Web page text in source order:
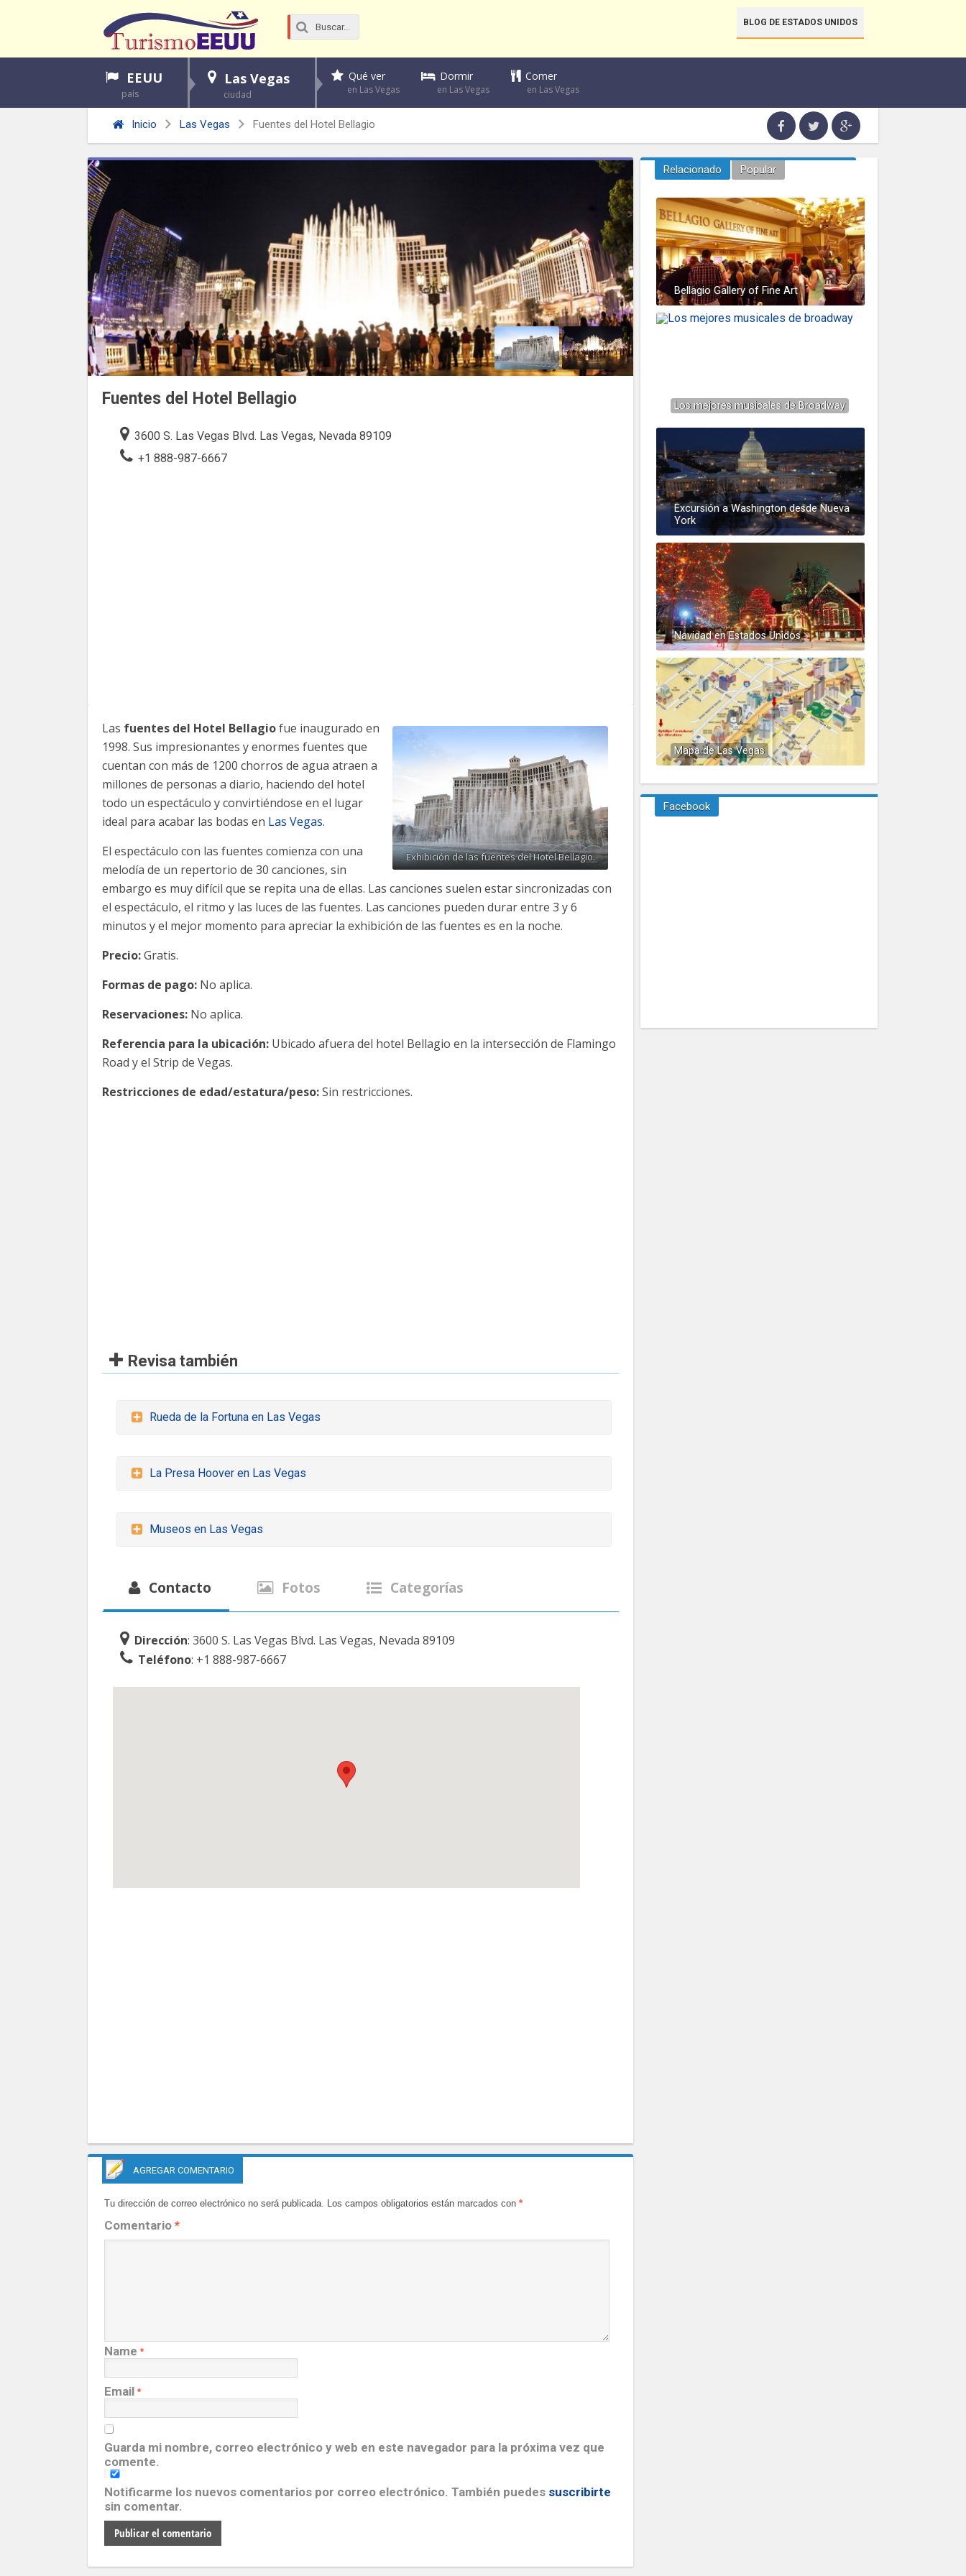
BLOG DE ESTADOS UNIDOS
EEUU
país
Las Vegas
ciudad
Qué ver
en Las Vegas
Dormir
en Las Vegas
Comer
en Las Vegas
Inicio Las Vegas Fuentes del Hotel Bellagio
Fuentes del Hotel Bellagio
3600 S. Las Vegas Blvd. Las Vegas, Nevada 89109
+1 888-987-6667
Exhibición de las fuentes del Hotel Bellagio.
Las fuentes del Hotel Bellagiofue inaugurado en
1998. Sus impresionantes y enormes fuentes que
cuentan con más de 1200 chorros de agua atraen a
millones de personas a diario, haciendo del hotel
todo un espectáculo y convirtiéndose en el lugar
ideal para acabar las bodas en Las Vegas.
El espectáculo con las fuentes comienza con una
melodía de un repertorio de 30 canciones, sin
embargo es muy difícil que se repita una de ellas. Las canciones suelen estar sincronizadas con
el espectáculo, el ritmo y las luces de las fuentes. Las canciones pueden durar entre 3 y 6
minutos y el mejor momento para apreciar la exhibición de las fuentes es en la noche.
Precio:Gratis.
Formas de pago: No aplica.
Reservaciones: No aplica.
Referencia para la ubicación: Ubicado afuera del hotel Bellagio en la intersección de Flamingo
Road y el Strip de Vegas.
Restricciones de edad/estatura/peso:Sin restricciones.
Revisa también
Rueda de la Fortuna en Las Vegas
La Presa Hoover en Las Vegas
Museos en Las Vegas
Contacto Fotos Categorías
Dirección: 3600 S. Las Vegas Blvd. Las Vegas, Nevada 89109
Teléfono: +1 888-987-6667
AGREGAR COMENTARIO
Tu dirección de correo electrónico no será publicada. Los campos obligatorios están marcados con *
Comentario *
Name *
Email *
Guarda mi nombre, correo electrónico y web en este navegador para la próxima vez que
comente.
Notificarme los nuevos comentarios por correo electrónico. También puedes suscribirte
sin comentar.
Relacionado Popular
Bellagio Gallery of Fine Art
Los mejores musicales de Broadway
Excursión a Washington desde Nueva
York
Navidad en Estados Unidos
Mapa de Las Vegas
Facebook